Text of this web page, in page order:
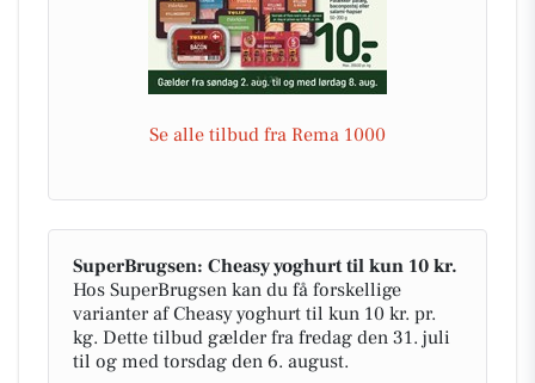
Se alle tilbud fra Rema 1000
SuperBrugsen: Cheasy yoghurt til kun 10 kr.
Hos SuperBrugsen kan du få forskellige
varianter af Cheasy yoghurt til kun 10 kr. pr.
kg. Dette tilbud gælder fra fredag den 31. juli
til og med torsdag den 6. august.